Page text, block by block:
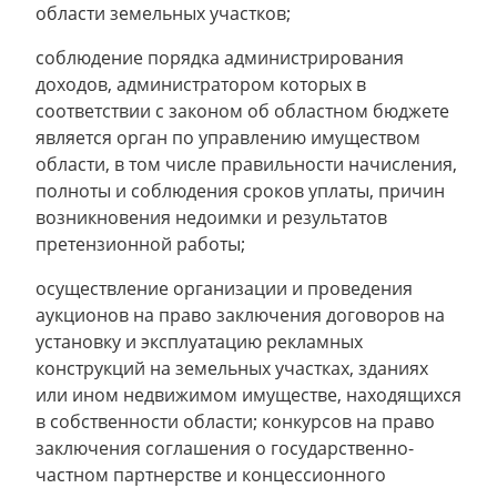
области земельных участков;
соблюдение порядка администрирования
доходов, администратором которых в
соответствии с законом об областном бюджете
является орган по управлению имуществом
области, в том числе правильности начисления,
полноты и соблюдения сроков уплаты, причин
возникновения недоимки и результатов
претензионной работы;
осуществление организации и проведения
аукционов на право заключения договоров на
установку и эксплуатацию рекламных
конструкций на земельных участках, зданиях
или ином недвижимом имуществе, находящихся
в собственности области; конкурсов на право
заключения соглашения о государственно-
частном партнерстве и концессионного